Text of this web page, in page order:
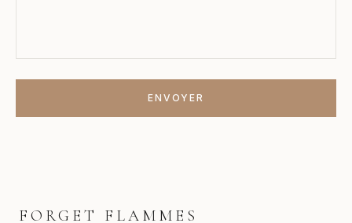
ENVOYER
FORGET FLAMMES